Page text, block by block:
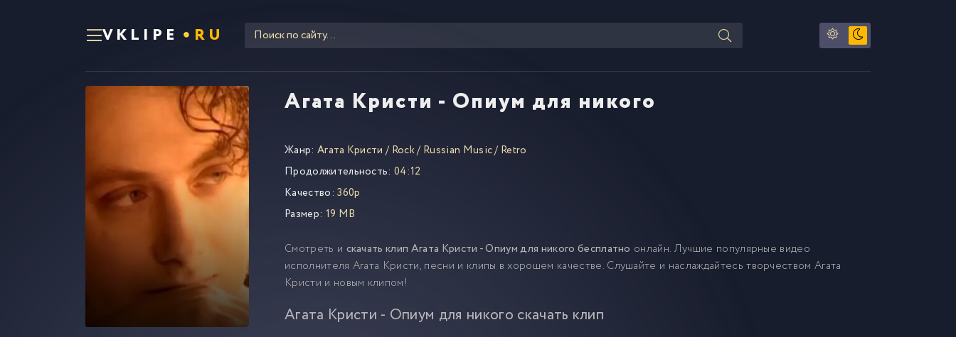
VKLIPE RU
Агата Кристи - Опиум для никого
Жанр: Агата Кристи / Rock/ Russian Music/ Retro
Продолжительность: 04:12
Качество: 360p
Размер: 19 MB
Смотреть и скачать клип Агата Кристи - Опиум для никого бесплатно онлайн. Лучшие популярные видео
исполнителя Агата Кристи, песни и клипы в хорошем качестве. Слушайте и наслаждайтесь творчеством Агата
Кристи и новым клипом!
Агата Кристи - Опиум для никого скачать клип